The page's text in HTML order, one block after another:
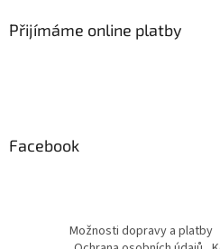
Přijímáme online platby
Facebook
Možnosti dopravy a platby